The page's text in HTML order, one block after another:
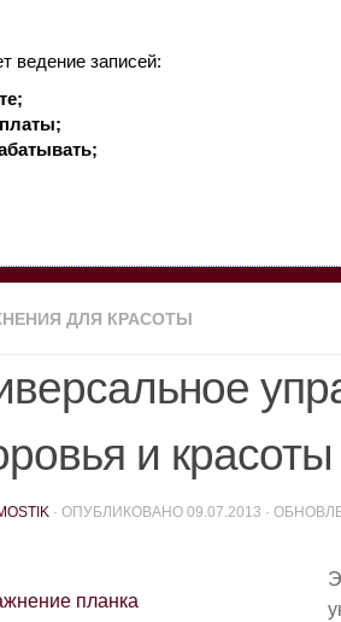
ведение записей:
ДЛЯ КРАСОТЫ
и красоты
· ОПУБЛИКОВАНО 09.07.2013 ·